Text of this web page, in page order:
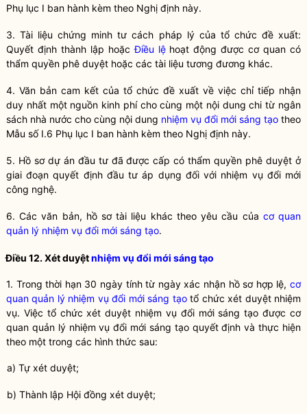
Phụ lục I ban hành kèm theo Nghị định này.
3. Tài liệu chứng minh tư cách pháp lý của tổ chức đề xuất:
Quyết định thành lập hoặcĐiều lệhoạt động được cơ quan có
thẩm quyền phê duyệt hoặc các tài liệu tương đương khác.
4. Văn bản cam kết của tổ chức đề xuất về việc chỉ tiếp nhận
duy nhất một nguồn kinh phí cho cùng một nội dung chi từ ngân
sách nhà nước cho cùng nội dung nhiệm vụ đổi mới sáng tạo theo
Mẫu số I.6 Phụ lục I ban hành kèm theo Nghị định này.
5. Hồ sơ dự án đầu tư đã được cấp có thẩmquyền phê duyệt ở
giai đoạn quyết định đầu tư áp dụng đối với nhiệm vụ đổi mới
công nghệ.
6. Các văn bản, hồ sơ tài liệu khác theo yêu cầu của cơ quan
quản lý nhiệm vụ đổi mới sáng tạo.
Điều 12. Xét duyệtnhiệm vụ đổi mới sáng tạo
1. Trong thời hạn 30 ngày tính từ ngày xác nhận hồ sơ hợp lệ, cơ
quan quản lý nhiệm vụ đổi mới sáng tạotổ chức xét duyệt nhiệm
vụ. Việc tổ chức xét duyệt nhiệm vụ đổi mới sáng tạo được cơ
quan quản lý nhiệm vụ đổi mới sáng tạoquyết định và thực hiện
theo một trong các hình thức sau:
a) Tự xét duyệt;
b) Thành lập Hội đồng xét duyệt;